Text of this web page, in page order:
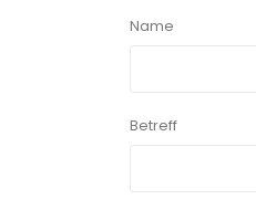
Name
Betreff